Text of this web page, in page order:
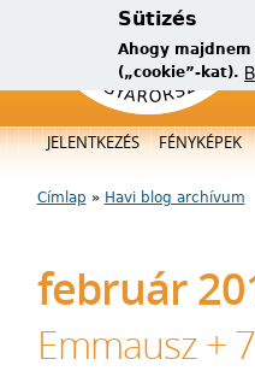
Sütizés
Ahogy
(„cookie”-kat).
Főmenü
JELENTKEZÉS FÉNYKÉPEK
Jelenlegi hely
Címlap » Havi blog archívum
február
Emmausz +